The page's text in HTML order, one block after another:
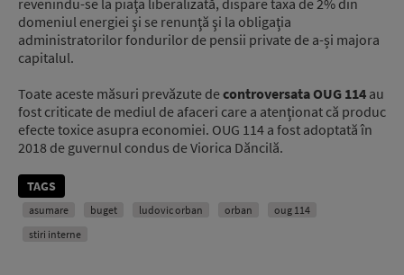
revenindu-se la piaţa liberalizată, dispare taxa de 2% din
domeniul energiei şi se renunţă şi la obligaţia
administratorilor fondurilor de pensii private de a-și majora
capitalul.
Toate aceste măsuri prevăzute decontroversata OUG 114 au
fost criticate de mediul de afaceri care a atenţionat că produc
efecte toxice asupra economiei. OUG 114 a fost adoptată în
2018 de guvernul condus de Viorica Dăncilă.
TAGS
asumare buget ludovic orban orban
oug 114
stiri interne